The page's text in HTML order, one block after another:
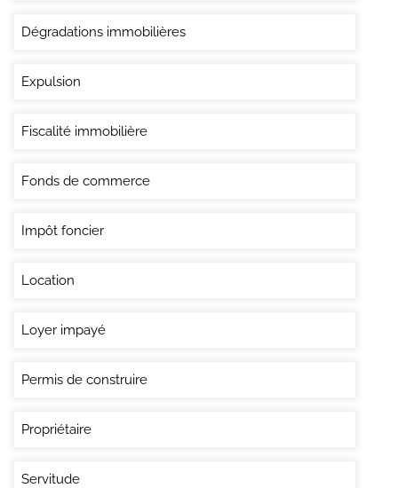
Dégradations immobilières
Expulsion
Fiscalité immobilière
Fonds de commerce
Impôt foncier
Location
Loyer impayé
Permis de construire
Propriétaire
Servitude